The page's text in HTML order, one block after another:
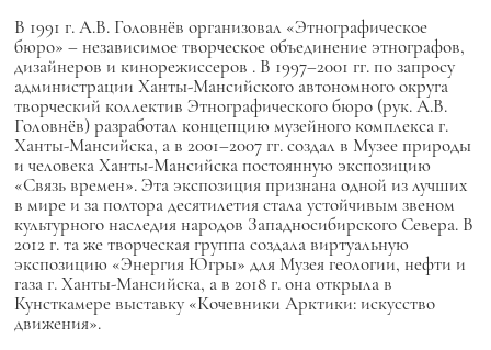
В 1991 г. А.В. Головнёв организовал «Этнографическое
бюро» – независимое творческое объединение этнографов,
дизайнеров и кинорежиссеров . В 1997–2001 гг. по запросу
администрации Ханты-Мансийского автономного округа
творческий коллектив Этнографического бюро (рук. А.В.
Головнёв) разработал концепцию музейного комплекса г.
Ханты-Мансийска, а в 2001–2007 гг. создал в Музее природы
и человека Ханты-Мансийска постоянную экспозицию
«Связь времен». Эта экспозиция признана одной из лучших
в мире и за полтора десятилетия стала устойчивым звеном
культурного наследия народов Западносибирского Севера. В
2012 г. та же творческая группа создала виртуальную
экспозицию «Энергия Югры» для Музея геологии, нефти и
газа г. Ханты-Мансийска, а в 2018 г. она открыла в
Кунсткамере выставку «Кочевники Арктики: искусство
движения».